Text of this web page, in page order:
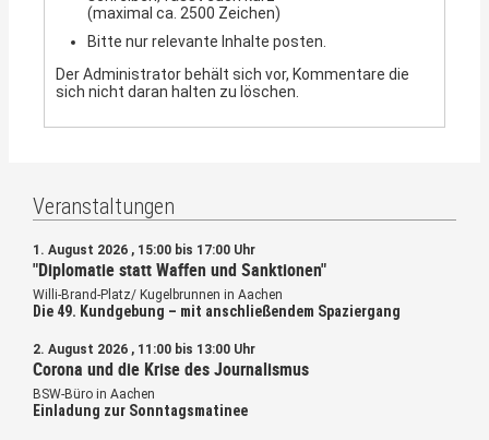
(maximal ca. 2500 Zeichen)
Bitte nur relevante Inhalte posten.
Der Administrator behält sich vor, Kommentare die
sich nicht daran halten zu löschen.
Veranstaltungen
1. August 2026 , 15:00 bis 17:00 Uhr
"Diplomatie statt Waffen und Sanktionen"
Willi-Brand-Platz/ Kugelbrunnen in Aachen
Die 49. Kundgebung – mit anschließendem Spaziergang
2. August 2026 , 11:00 bis 13:00 Uhr
Corona und die Krise des Journalismus
BSW-Büro in Aachen
Einladung zur Sonntagsmatinee